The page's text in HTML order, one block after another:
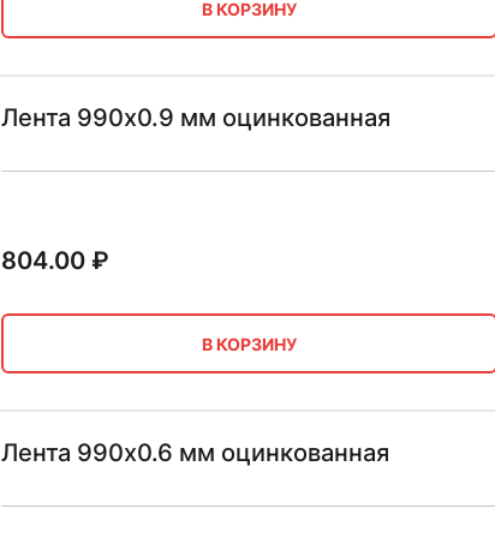
В КОРЗИНУ
Лента 990х0.9 мм оцинкованная
804.00₽
В КОРЗИНУ
Лента 990х0.6 мм оцинкованная